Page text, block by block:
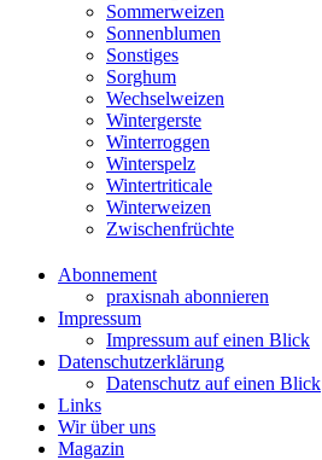
Sommerweizen
Sonnenblumen
Sonstiges
Sorghum
Wechselweizen
Wintergerste
Winterroggen
Winterspelz
Wintertriticale
Winterweizen
Zwischenfrüchte
Abonnement
praxisnah abonnieren
Impressum
Impressum auf einen Blick
Datenschutzerklärung
Datenschutz auf einen Blick
Links
Wir über uns
Magazin